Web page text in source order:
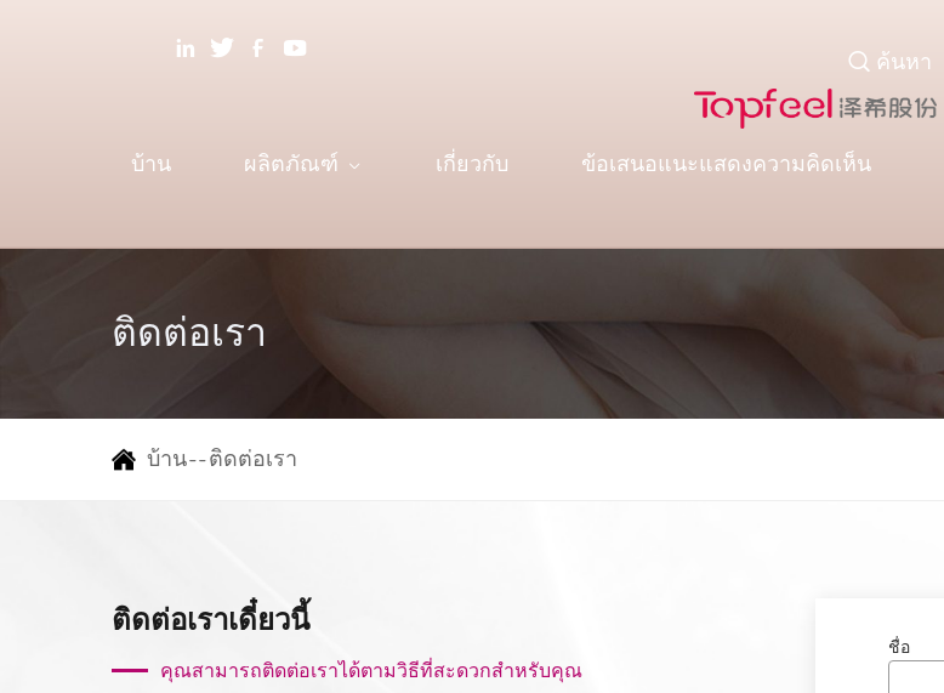
ค้นหา
บ้าน ผลิตภัณฑ์ เกี่ยวกับ ข้อเสนอแนะแสดงความคิดเห็น
ติดต่อเรา
บ้าน--ติดต่อเรา
ติดต่อเราเดี๋ยวนี้
คุณสามารถติดต่อเราได้ตามวิธีที่สะดวกสำหรับคุณ
ชื่อ